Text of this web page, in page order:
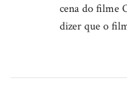
cena do filme
dizer que o